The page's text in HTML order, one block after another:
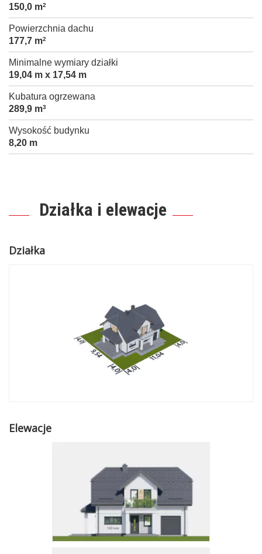
150,0 m2
Powierzchnia dachu
177,7 m2
Minimalne wymiary działki
19,04 m x 17,54 m
Kubatura ogrzewana
289,9 m3
Wysokość budynku
8,20 m
Działka i elewacje
Działka
Elewacje